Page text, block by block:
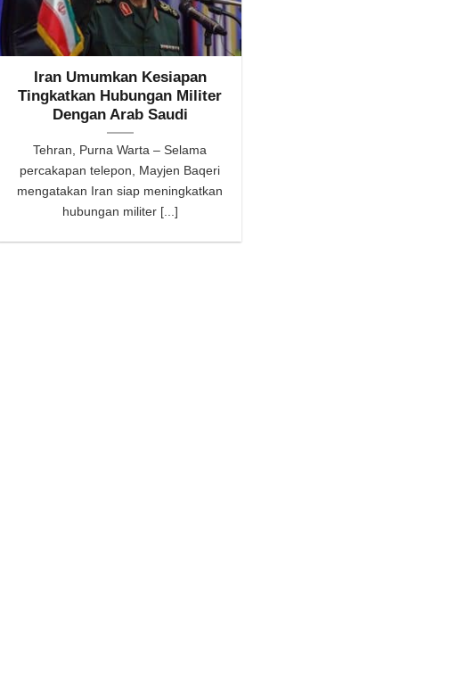
Iran Umumkan Kesiapan
Tingkatkan Hubungan Militer
Dengan Arab Saudi
Tehran, Purna Warta – Selama
percakapan telepon, Mayjen Baqeri
mengatakan Iran siap meningkatkan
hubungan militer [...]